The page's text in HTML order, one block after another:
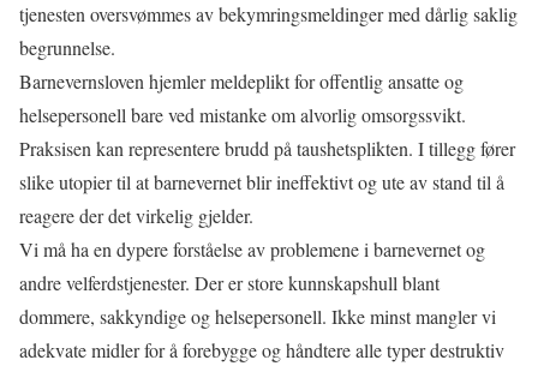
tjenesten oversvømmes av bekymringsmeldinger med dårlig saklig
begrunnelse.
Barnevernsloven hjemler meldeplikt for offentlig ansatte og
helsepersonell bare ved mistanke om alvorlig omsorgssvikt.
Praksisen kan representere brudd på taushetsplikten. I tillegg fører
slike utopier til at barnevernet blir ineffektivt og ute av stand til å
reagere der det virkelig gjelder.
Vi må ha en dypere forståelse av problemene i barnevernet og
andre velferdstjenester. Der er store kunnskapshull blant
dommere, sakkyndige og helsepersonell. Ikke minst mangler vi
adekvate midler for å forebygge og håndtere alle typer destruktiv